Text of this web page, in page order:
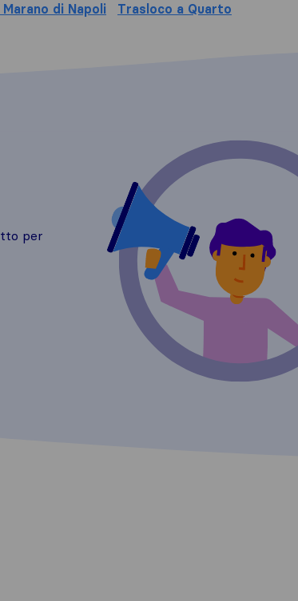
di Napoli Trasloco a Quarto
per